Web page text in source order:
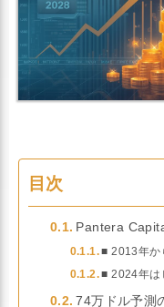
目次
Pantera
■ 2013年か
■ 2024年は
74万ドル予測